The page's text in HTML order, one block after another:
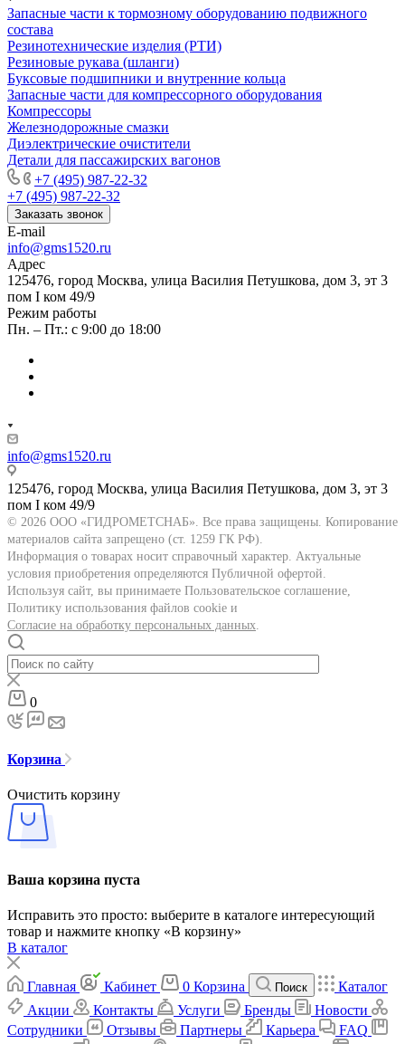
Запасные части к тормозному оборудованию подвижного
состава
Резинотехнические изделия (РТИ)
Резиновые рукава (шланги)
Буксовые подшипники и внутренние кольца
Запасные части для компрессорного оборудования
Компрессоры
Железнодорожные смазки
Диэлектрические очистители
Детали для пассажирских вагонов
+7 (495) 987-22-32
+7 (495) 987-22-32
Заказать звонок
E-mail
info@gms1520.ru
Адрес
125476, город Москва, улица Василия Петушкова, дом 3, эт 3
пом I ком 49/9
Режим работы
Пн. – Пт.: с 9:00 до 18:00
info@gms1520.ru
125476, город Москва, улица Василия Петушкова, дом 3, эт 3
пом I ком 49/9
© 2026 ООО «ГИДРОМЕТСНАБ». Все права защищены. Копирование
материалов сайта запрещено (ст. 1259 ГК РФ).
Информация о товарах носит справочный характер. Актуальные
условия приобретения определяются Публичной офертой.
Используя сайт, вы принимаете Пользовательское соглашение,
Политику использования файлов cookie и
Согласие на обработку персональных данных
0
Корзина
Очистить корзину
Ваша корзина пуста
Исправить это просто: выберите в каталоге интересующий
товар и нажмите кнопку «В корзину»
В каталог
Главная Кабинет 0 Корзина Поиск
Каталог
Акции
Контакты Услуги Бренды
Новости
Сотрудники
Отзывы Партнеры Карьера
FAQ